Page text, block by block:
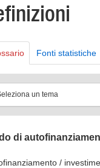
Fonti statistiche
un tema
di
/